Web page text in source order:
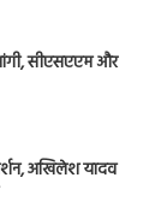
सीएसएएम और
अखिलेश यादव